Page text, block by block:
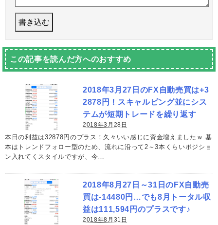
この記事を読んだ方へのおすすめ
2018年3月27日のFX自動売買は+3
2878円！スキャルピング並にシス
テムが短期トレードを繰り返す
2018年3月28日
本日の利益は32878円のプラス！久々いい感じに資金増えましたｗ 基
本はトレンドフォロー型のため、流れに沿って2～3本くらいポジショ
ン入れてくスタイルですが、今…
2018年8月27日～31日のFX自動売
買は-14480円…でも8月トータル収
益は111,594円のプラスです♪
2018年8月31日